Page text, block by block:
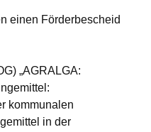
einen Förderbescheid
„AGRALGA:
kommunalen
in der